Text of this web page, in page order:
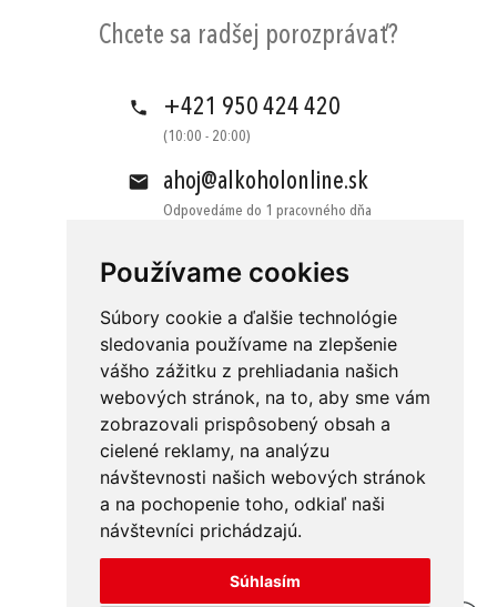
Používame cookies
Súbory cookie a ďalšie technológie
sledovania používame na zlepšenie
vášho zážitku z prehliadania našich
webových stránok, na to, aby sme vám
zobrazovali prispôsobený obsah a
cielené reklamy, na analýzu
návštevnosti našich webových stránok
a na pochopenie toho, odkiaľ naši
návštevníci prichádzajú.
Súhlasím
Chcete sa radšej porozprávať?
+421 950 424 420
(10:00 - 20:00)
ahoj@alkoholonline.sk
Odpovedáme do 1 pracovného dňa
Obchodné podmienky Kontakt
Ochrana osobných údajov O nás
Odstúpenie od zmluvy Platba
Reklamácie